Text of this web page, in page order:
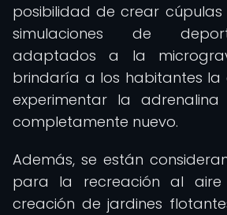
posibilidad de crear
simulaciones de
adaptados a la
brindaría a los habitantes
experimentar la
completamente nuevo.
Además, se están
para la recreación al
creación de jardines